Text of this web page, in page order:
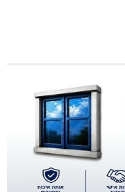
נוי ועצים.